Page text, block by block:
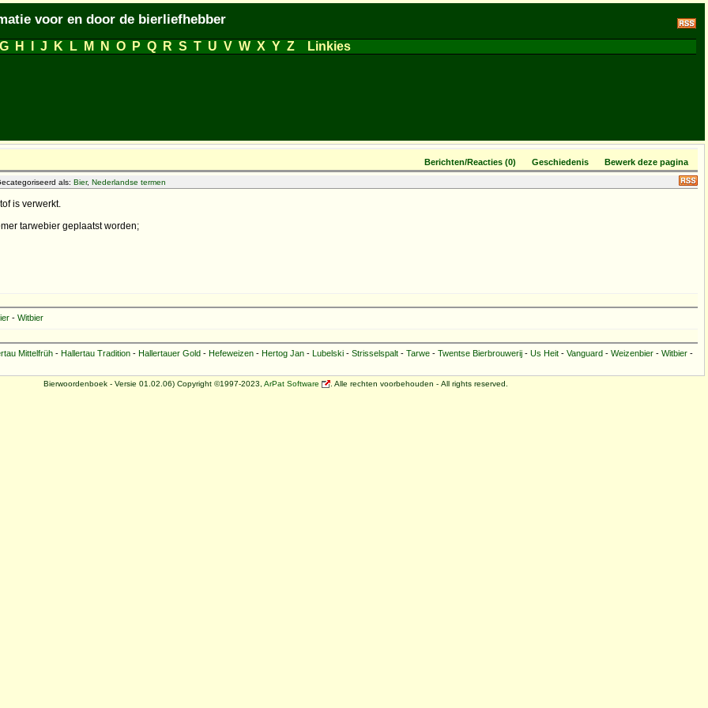
voor en door de bierliefhebber
G H J K L M N O P Q R S T U V W X Y Z Linkies
Berichten/Reacties (0) Geschiedenis Bewerk deze pagina
als: Bier, Nederlandse termen
is verwerkt.
tarwebier geplaatst worden;
- Witbier
Mittelfrüh - Hallertau Tradition - Hallertauer Gold - Hefeweizen - Hertog Jan - Lubelski - Strisselspalt - Tarwe - Twentse Bierbrouwerij - Us Heit - Vanguard - Weizenbier - Witbier -
Bierwoordenboek - Versie 01.02.06) Copyright ©1997-2023, ArPat Software . Alle rechten voorbehouden - All rights reserved.